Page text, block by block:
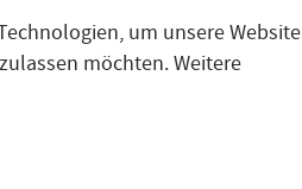
um unsere Website
möchten. Weitere